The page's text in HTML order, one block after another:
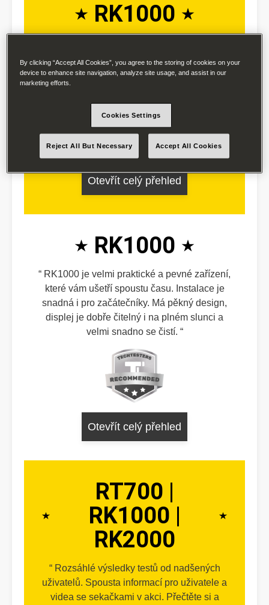
RK1000
provozu. Upřímně mohu říci, že jsem velmi
Otevřít celý přehled
RK1000
RK1000 je velmi praktické a pevné zařízení,
které vám ušetří spoustu času. Instalace je
snadná i pro začátečníky. Má pěkný design,
displej je dobře čitelný i na plném slunci a
velmi snadno se čistí.
Otevřít celý přehled
RT700 |
RK1000 |
RK2000
Rozsáhlé výsledky testů od nadšených
uživatelů. Spousta informací pro uživatele a
videa se sekačkami v akci. Přečtěte si a
By clicking “Accept All Cookies”, you agree to the storing of cookies on your
device to enhance site navigation, analyze site usage, and assist in our
marketing efforts.
Cookies Settings
Reject All But Necessary Accept All Cookies